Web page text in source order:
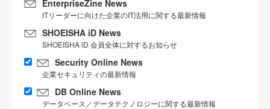
EnterpriseZine News
ITリーダーに向けた企業のIT活用に関する最新情報
SHOEISHA iD News
SHOEISHA iD 会員全体に対するお知らせ
Security Online News
企業セキュリティの最新情報
DB Online News
データベース／データテクノロジーに関する最新情報